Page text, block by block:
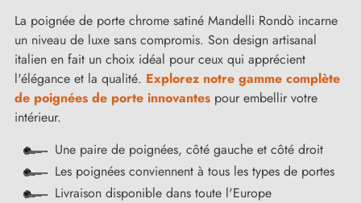
La poignée de porte chrome satiné Mandelli Rondò incarne
un niveau de luxe sans compromis. Son design artisanal
italien en fait un choix idéal pour ceux qui apprécient
l'élégance et la qualité. Explorez notre gamme complète
de poignées de porte innovantes pour embellir votre
intérieur.
Une paire de poignées, côté gauche et côté droit
Les poignées conviennent à tous les types de portes
Livraison disponible dans toute l'Europe